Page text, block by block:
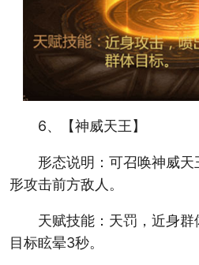
6、【神威天王】
形态说明：可召唤神威
形攻击前方敌人。
天赋技能：天罚，近身
目标眩晕3秒。